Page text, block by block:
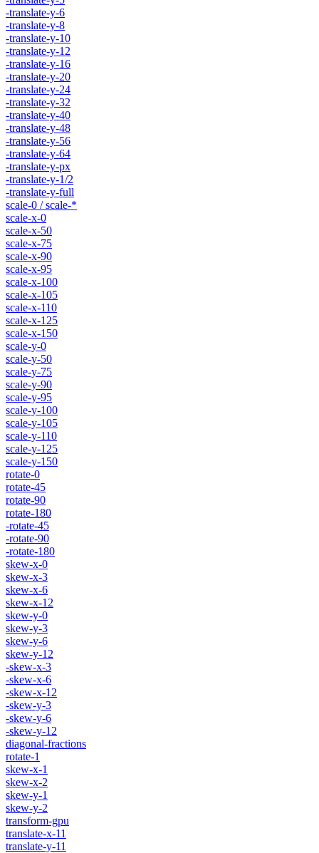
-translate-y-6
-translate-y-8
-translate-y-10
-translate-y-12
-translate-y-16
-translate-y-20
-translate-y-24
-translate-y-32
-translate-y-40
-translate-y-48
-translate-y-56
-translate-y-64
-translate-y-px
-translate-y-1/2
-translate-y-full
scale-0 / scale-*
scale-x-0
scale-x-50
scale-x-75
scale-x-90
scale-x-95
scale-x-100
scale-x-105
scale-x-110
scale-x-125
scale-x-150
scale-y-0
scale-y-50
scale-y-75
scale-y-90
scale-y-95
scale-y-100
scale-y-105
scale-y-110
scale-y-125
scale-y-150
rotate-0
rotate-45
rotate-90
rotate-180
-rotate-45
-rotate-90
-rotate-180
skew-x-0
skew-x-3
skew-x-6
skew-x-12
skew-y-0
skew-y-3
skew-y-6
skew-y-12
-skew-x-3
-skew-x-6
-skew-x-12
-skew-y-3
-skew-y-6
-skew-y-12
diagonal-fractions
rotate-1
skew-x-1
skew-x-2
skew-y-1
skew-y-2
transform-gpu
translate-x-11
translate-y-11